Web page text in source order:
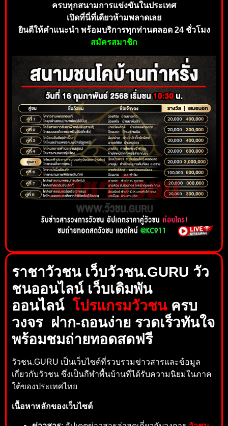
ครบทุกสนามการแข่งขันในประเทศ
เปิดที่นี่ที่เดียวห้ามพลาดเลย
ยินดีให้คำแนะนำ พร้อมบริการทุกท่านตลอด 24 ชั่วโมง
สมัครสมาชิก
ราชาวัวชน เว็บวัวชน.GURU วัว
ชนออนไลน์ เว็บเดิมพัน
ออนไลน์ โปรแกรมวัวชนครบ
วงจร ฝาก-ถอนง่าย รวดเร็วทันใจ
พร้อมชมถ่ายทอดสดฟรี
วัวชน.GURU เป็นเว็บไซต์ที่รวบรวมข่าวสารและข้อมูล
เกี่ยวกับวัวชน ซึ่งเป็นกีฬาพื้นบ้านที่ได้รับความนิยมในภาค
ใต้ของประเทศไทย
เนื้อหาหลักของเว็บไซต์